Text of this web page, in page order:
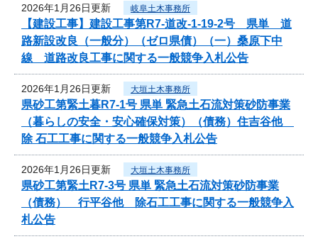
2026年1月26日更新 岐阜土木事務所
【建設工事】建設工事第R7-道改-1-19-2号 県単 道
路新設改良（一般分）（ゼロ県債）（一）桑原下中
線 道路改良工事に関する一般競争入札公告
2026年1月26日更新 大垣土木事務所
県砂工第緊土暮R7-1号 県単 緊急土石流対策砂防事業
（暮らしの安全・安心確保対策）（債務）住吉谷他
除 石工工事に関する一般競争入札公告
2026年1月26日更新 大垣土木事務所
県砂工第緊土R7-3号 県単 緊急土石流対策砂防事業
（債務） 行平谷他 除石工工事に関する一般競争入
札公告